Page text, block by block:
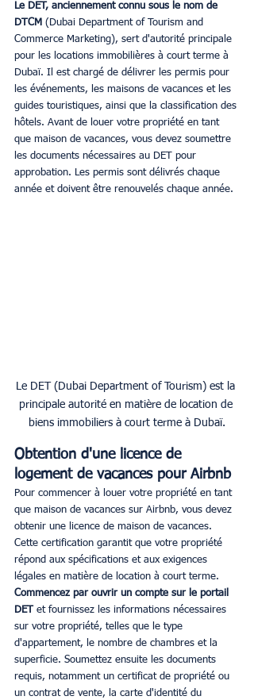
Le DET, anciennement connu sous le nom de
DTCM (Dubai Department of Tourism and
Commerce Marketing), sert d'autorité principale
pour les locations immobilières à court terme à
Dubaï. Il est chargé de délivrer les permis pour
les événements, les maisons de vacances et les
guides touristiques, ainsi que la classification des
hôtels. Avant de louer votre propriété en tant
que maison de vacances, vous devez soumettre
les documents nécessaires au DET pour
approbation. Les permis sont délivrés chaque
année et doivent être renouvelés chaque année.
Le DET (Dubai Department of Tourism) est la
principale autorité en matière de location de
biens immobiliers à court terme à Dubaï.
Obtention d'une licence de
logement de vacances pour Airbnb
Pour commencer à louer votre propriété en tant
que maison de vacances sur Airbnb, vous devez
obtenir une licence de maison de vacances.
Cette certification garantit que votre propriété
répond aux spécifications et aux exigences
légales en matière de location à court terme.
Commencez par ouvrir un compte sur le portail
DET et fournissez les informations nécessaires
sur votre propriété, telles que le type
d'appartement, le nombre de chambres et la
superficie. Soumettez ensuite les documents
requis, notamment un certificat de propriété ou
un contrat de vente, la carte d'identité du